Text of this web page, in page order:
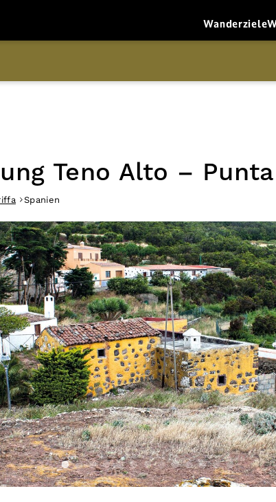
Wanderziele
Teno Alto –
Spanien